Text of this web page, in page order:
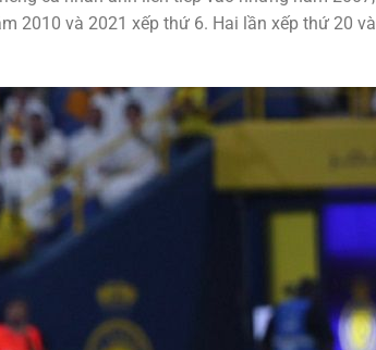
2010 và 2021 xếp thứ 6. Hai lần xếp thứ 20